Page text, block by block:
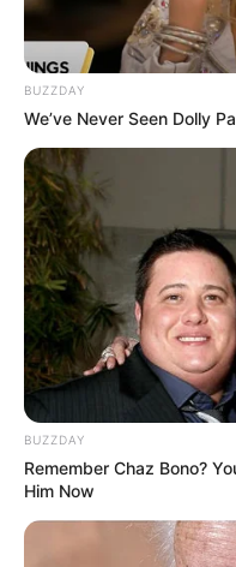
BUZZDAY
We’ve Never Seen Dolly
BUZZDAY
Remember Chaz Bono?
Him Now